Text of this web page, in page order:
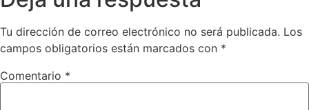
Tu dirección de correo electrónico no será publicada. Los
campos obligatorios están marcados con *
Comentario *